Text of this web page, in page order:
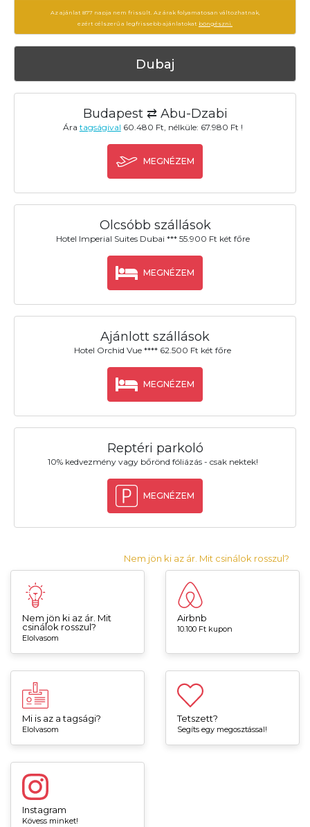
Az ajánlat 877 napja nem frissült. Az árak folyamatosan változhatnak,
ezért célszerű a legfrissebb ajánlatokat böngészni.
Dubaj
Budapest ⇄ Abu-Dzabi
Ára tagságival 60.480 Ft, nélküle: 67.980 Ft !
MEGNÉZEM
Olcsóbb szállások
Hotel Imperial Suites Dubai *** 55.900 Ft két főre
MEGNÉZEM
Ajánlott szállások
Hotel Orchid Vue **** 62.500 Ft két főre
MEGNÉZEM
Reptéri parkoló
10% kedvezmény vagy bőrönd fóliázás - csak nektek!
MEGNÉZEM
Nem jön ki az ár. Mit csinálok rosszul?
Nem jön ki az ár. Mit
csinálok rosszul?
Elolvasom
Airbnb
10.100 Ft kupon
Mi is az a tagsági?
Elolvasom
Tetszett?
Segíts egy megosztással!
Instagram
Kövess minket!